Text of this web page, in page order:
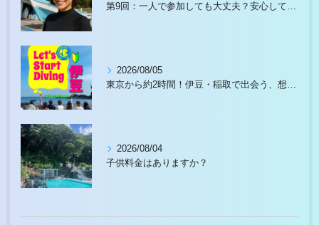
第9回：一人で参加しても大丈夫？安心して始められる理由があります
2026/08/05
東京から約2時間！伊豆・稲取で出会う、想像以上の水中世界
2026/08/04
子供料金はありますか？